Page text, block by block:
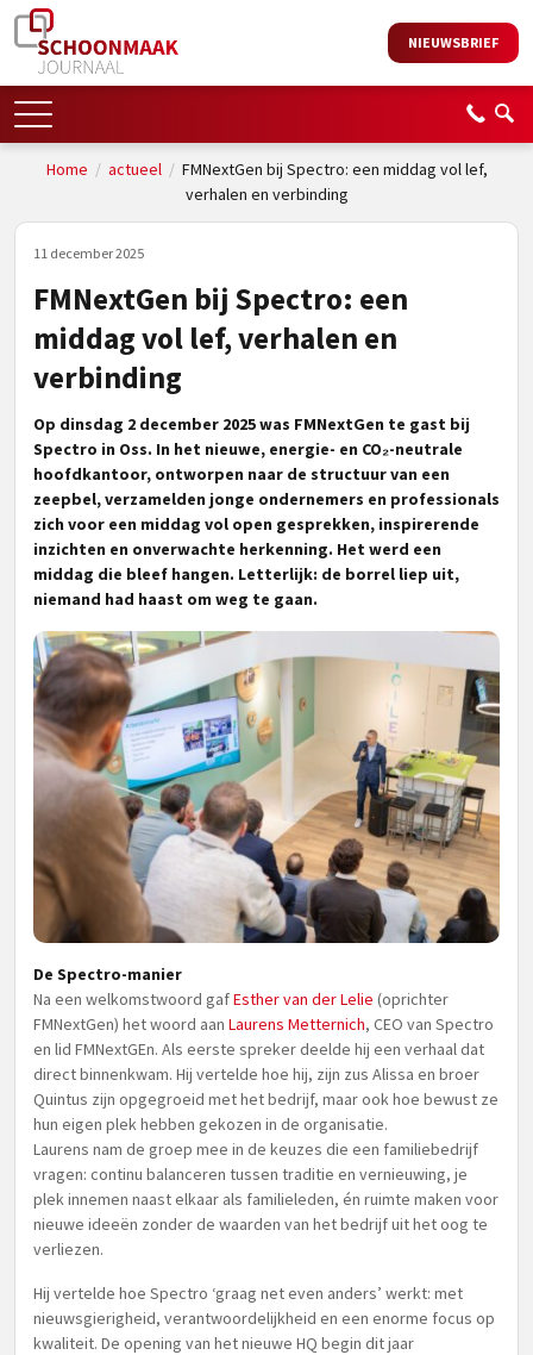
NIEUWSBRIEF
Home / actueel/ FMNextGen bij Spectro: een middag vol lef,
verhalen en verbinding
11 december 2025
FMNextGen bij Spectro: een
middag vol lef, verhalen en
verbinding
Op dinsdag 2 december 2025 was FMNextGen te gast bij
Spectro in Oss. In het nieuwe, energie- en CO₂-neutrale
hoofdkantoor, ontworpen naar de structuur van een
zeepbel, verzamelden jonge ondernemers en professionals
zich voor een middag vol open gesprekken, inspirerende
inzichten en onverwachte herkenning. Het werd een
middag die bleef hangen. Letterlijk: de borrel liep uit,
niemand had haast om weg te gaan.
De Spectro-manier
Na een welkomstwoord gafEsther van der Lelie (oprichter
FMNextGen) het woord aan Laurens Metternich, CEO van Spectro
en lid FMNextGEn. Als eerste spreker deelde hij een verhaal dat
direct binnenkwam. Hij vertelde hoe hij, zijn zus Alissa en broer
Quintus zijn opgegroeid met het bedrijf, maar ook hoe bewust ze
hun eigen plek hebben gekozen in de organisatie.
Laurens nam de groep mee in de keuzes die een familiebedrijf
vragen: continu balanceren tussen traditie en vernieuwing, je
plek innemen naast elkaar als familieleden, én ruimte maken voor
nieuwe ideeën zonder de waarden van het bedrijf uit het oog te
verliezen.
Hij vertelde hoe Spectro ‘graag net even anders’ werkt: met
nieuwsgierigheid, verantwoordelijkheid en een enorme focus op
kwaliteit. De opening van het nieuwe HQ begin dit jaar